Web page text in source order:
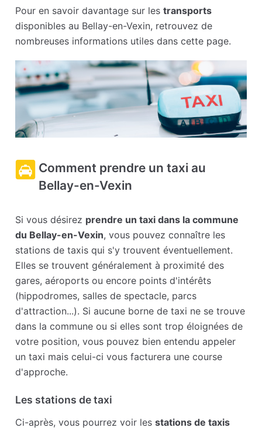
Pour en savoir davantage sur lestransports
disponibles au Bellay-en-Vexin, retrouvez de
nombreuses informations utiles dans cette page.
Comment prendre un taxi au
Bellay-en-Vexin
Si vous désirez prendre un taxi dans la commune
du Bellay-en-Vexin, vous pouvez connaître les
stations de taxis qui s'y trouvent éventuellement.
Elles se trouvent généralement à proximité des
gares, aéroports ou encore points d'intérêts
(hippodromes, salles de spectacle, parcs
d'attraction...). Si aucune borne de taxi ne se trouve
dans la commune ou si elles sont trop éloignées de
votre position, vous pouvez bien entendu appeler
un taxi mais celui-ci vous facturera une course
d'approche.
Les stations de taxi
Ci-après, vous pourrez voir lesstations de taxis